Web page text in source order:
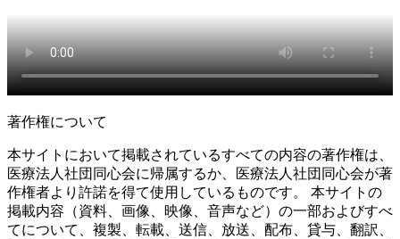
著作権について
本サイトにおいて掲載されているすべての内容の著作権は、
医療法人社団同心会に帰属するか、医療法人社団同心会が著
作権者より許諾を得て使用しているものです。 本サイトの
掲載内容（資料、画像、映像、音声など）の一部およびすべ
てについて、複製、転載、送信、放送、配布、貸与、翻訳、